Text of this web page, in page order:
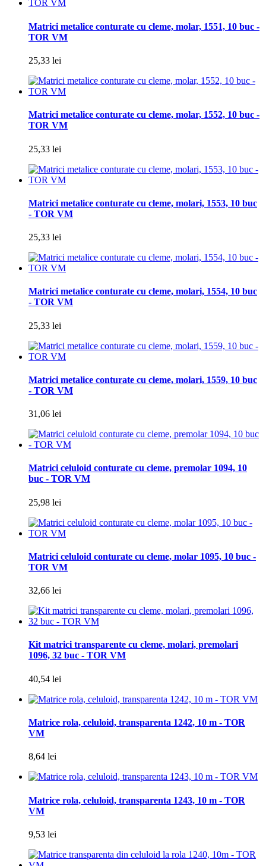
Matrici metalice conturate cu cleme, molar, 1551, 10 buc -
TOR VM
25,33 lei
Matrici metalice conturate cu cleme, molar, 1552, 10 buc -
TOR VM
25,33 lei
Matrici metalice conturate cu cleme, molari, 1553, 10 buc
- TOR VM
25,33 lei
Matrici metalice conturate cu cleme, molari, 1554, 10 buc
- TOR VM
25,33 lei
Matrici metalice conturate cu cleme, molari, 1559, 10 buc
- TOR VM
31,06 lei
Matrici celuloid conturate cu cleme, premolar 1094, 10
buc - TOR VM
25,98 lei
Matrici celuloid conturate cu cleme, molar 1095, 10 buc -
TOR VM
32,66 lei
Kit matrici transparente cu cleme, molari, premolari
1096, 32 buc - TOR VM
40,54 lei
Matrice rola, celuloid, transparenta 1242, 10 m - TOR
VM
8,64 lei
Matrice rola, celuloid, transparenta 1243, 10 m - TOR
VM
9,53 lei